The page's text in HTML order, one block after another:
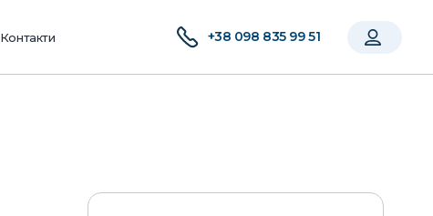
Контакти +38 098 835 99 51